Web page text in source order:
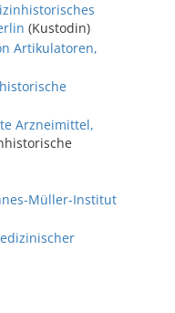
(Kustodin)
Artikulatoren,
Arzneimittel,
Müller-Institut